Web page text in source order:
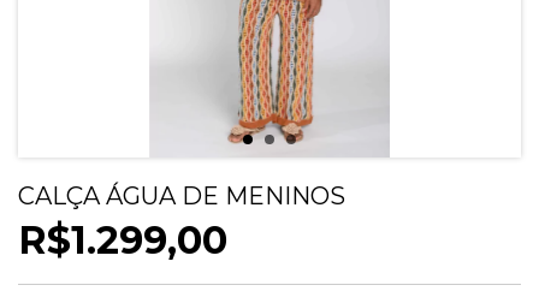
CALÇA ÁGUA DE MENINOS
R$1.299,00